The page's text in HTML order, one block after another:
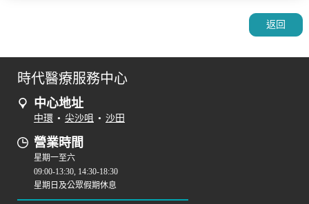
返回
時代醫療服務中心
中心地址
中環 • 尖沙咀 • 沙田
營業時間
星期一至六
09:00-13:30, 14:30-18:30
星期日及公眾假期休息